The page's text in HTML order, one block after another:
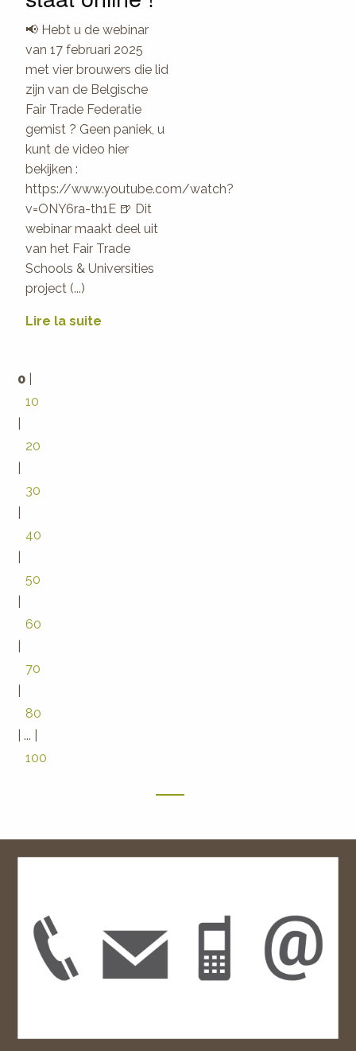
📢 Hebt u de webinar
van 17 februari 2025
met vier brouwers die lid
zijn van de Belgische
Fair Trade Federatie
gemist ? Geen paniek, u
kunt de video hier
bekijken :
https://www.youtube.com/watch?
v=ONY6ra-th1E 🍺 Dit
webinar maakt deel uit
van het Fair Trade
Schools & Universities
project (...)
Lire la suite
0
10
20
30
40
50
60
70
80
|...
100